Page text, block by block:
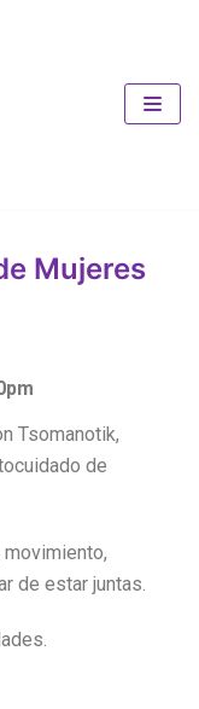
Mujeres
Tsomanotik,
de
de estar juntas.